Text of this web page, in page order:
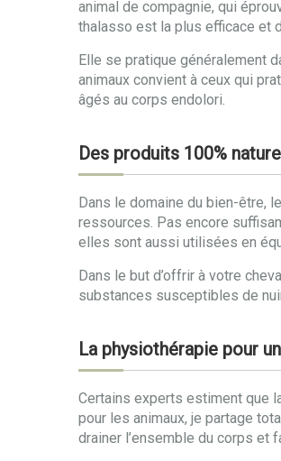
animal de compagnie, qui
thalasso est la plus efficace et
Elle se pratique généralement
animaux convient à ceux qui
âgés au corps endolori.
Des produits 100%
Dans le domaine du bien-être,
ressources. Pas encore
elles sont aussi utilisées en
Dans le but d’offrir à votre
substances susceptibles de
La physiothérapie pour
Certains experts estiment que
pour les animaux, je partage
drainer l’ensemble du corps et